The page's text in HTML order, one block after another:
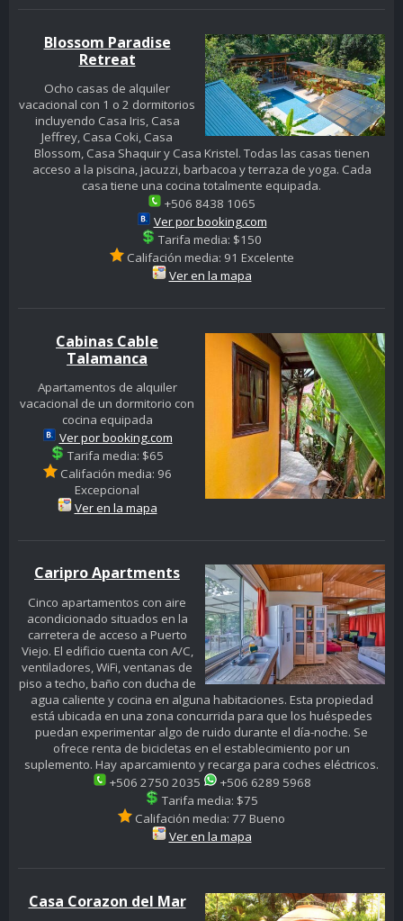
Blossom Paradise
Retreat
Ocho casas de alquiler
vacacional con 1 o 2 dormitorios
incluyendo Casa Iris, Casa
Jeffrey, Casa Coki, Casa
Blossom, Casa Shaquir y Casa Kristel. Todas las casas tienen
acceso a la piscina, jacuzzi, barbacoa y terraza de yoga. Cada
casa tiene una cocina totalmente equipada.
+506 8438 1065
Ver por booking.com
Tarifa media: $150
Califación media: 91 Excelente
Ver en la mapa
Cabinas Cable
Talamanca
Apartamentos de alquiler
vacacional de un dormitorio con
cocina equipada
Ver por booking.com
Tarifa media: $65
Califación media: 96
Excepcional
Ver en la mapa
Caripro Apartments
Cinco apartamentos con aire
acondicionado situados en la
carretera de acceso a Puerto
Viejo. El edificio cuenta con A/C,
ventiladores, WiFi, ventanas de
piso a techo, baño con ducha de
agua caliente y cocina en alguna habitaciones. Esta propiedad
está ubicada en una zona concurrida para que los huéspedes
puedan experimentar algo de ruido durante el día-noche. Se
ofrece renta de bicicletas en el establecimiento por un
suplemento. Hay aparcamiento y recarga para coches eléctricos.
+506 2750 2035
+506 6289 5968
Tarifa media: $75
Califación media: 77 Bueno
Ver en la mapa
Casa Corazon del Mar